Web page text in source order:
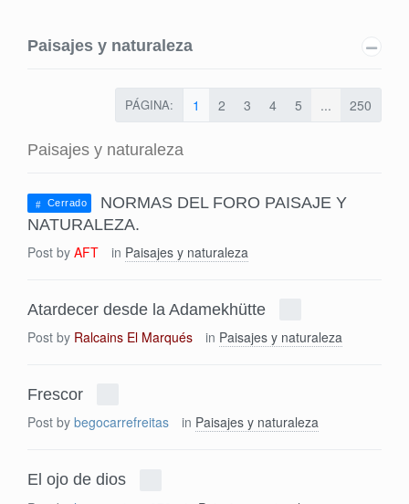
Paisajes y naturaleza
PÁGINA: 1 2 3 4 5 ... 250
Paisajes y naturaleza
Cerrado
NORMAS DEL FORO PAISAJE Y
NATURALEZA.
Post by AFT in Paisajes y naturaleza
Atardecer desde la Adamekhütte
Post by Ralcains El Marqués in Paisajes y naturaleza
Frescor
Post by begocarrefreitas in Paisajes y naturaleza
El ojo de dios